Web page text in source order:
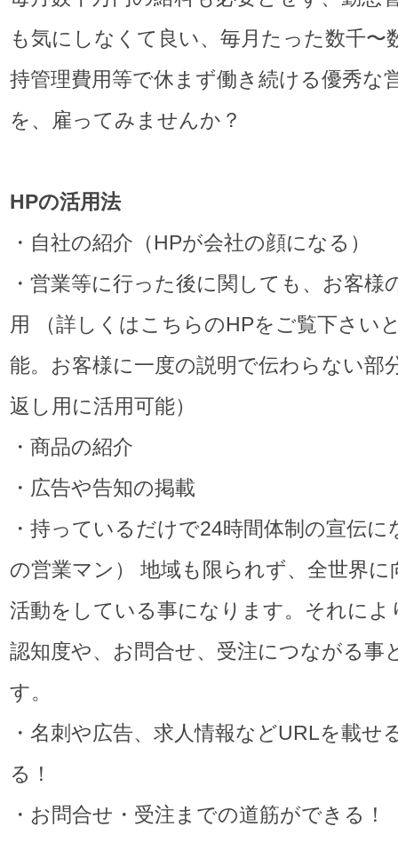
も気にしなくて良い、毎月たった数千〜
持管理費用等で休まず働き続ける優秀な
を、雇ってみませんか？
HPの活用法
・自社の紹介（HPが会社の顔になる）
・営業等に行った後に関しても、お客様
用 （詳しくはこちらのHPをご覧下さい
能。お客様に一度の説明で伝わらない部
返し用に活用可能）
・商品の紹介
・広告や告知の掲載
・持っているだけで24時間体制の宣伝に
の営業マン） 地域も限られず、全世界に
活動をしている事になります。それによ
認知度や、お問合せ、受注につながる事
す。
・名刺や広告、求人情報などURLを載せ
る！
・お問合せ・受注までの道筋ができる！